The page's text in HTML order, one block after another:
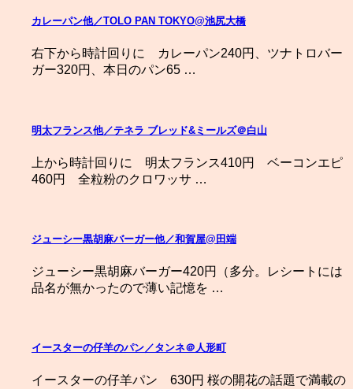
カレーパン他／TOLO PAN TOKYO@池尻大橋
右下から時計回りに カレーパン240円、ツナトロバー
ガー320円、本日のパン65 …
明太フランス他／テネラ ブレッド&ミールズ＠白山
上から時計回りに 明太フランス410円 ベーコンエピ
460円 全粒粉のクロワッサ …
ジューシー黒胡麻バーガー他／和賀屋@田端
ジューシー黒胡麻バーガー420円（多分。レシートには
品名が無かったので薄い記憶を …
イースターの仔羊のパン／タンネ＠人形町
イースターの仔羊パン 630円 桜の開花の話題で満載の